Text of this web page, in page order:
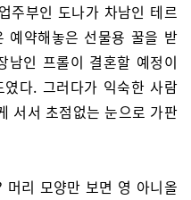
주부인 도나가 차남인 테르
예약해놓은 선물용 꿀을 받
남인 프롤이 결혼할 예정이
다. 그러다가 익숙한 사람
서서 초점없는 눈으로 가판
머리 모양만 보면 영 아니올